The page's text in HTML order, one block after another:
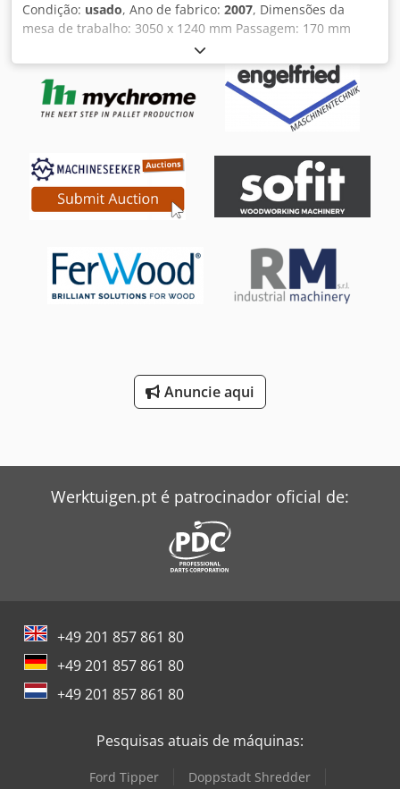
Condição: usado, Ano de fabrico: 2007, Dimensões da
mesa de trabalho: 3050 x 1240 mm Passagem: 170 mm
Curso X-Y-Z: 3500 x 1790 x 340 mm Unidade de fresagem
principal: Eixo elétrico com porta-ferramentas HSK 63 F
Faixa de velocidade de 600 – 24000 rpm, ajustável de
forma contínua através de um inversor Potência do motor
8,5 kW a partir de 12.000 rpm (S1) Rotação no sentido
utilização com redutores angulares. Redutor angular
Mimatik HSK 63 F Trocador de ferramentas RAPID 12
(montado na máquina) Cabeçote de perfuração F11 com
unidade de fresagem – 7 fusos verticais independentes (4
no eixo X / 1+1 no eixo Y) Unidade de serra integrada e
independente com disco de serra DM 120 mm Mesa de
trabalho em alumínio Bomba de vácuo 250 cbm/h Potência
2700 kg Espaço necessário: aprox. 5700 x 4100 x 2600 mm,
sem armário de controlo Armário de controlo 600 x 800 x
Anuncie aqui
Werktuigen.pt é patrocinador oficial de:
+49 201 857 861 80
+49 201 857 861 80
+49 201 857 861 80
Pesquisas atuais de máquinas:
Ford Tipper
Doppstadt Shredder